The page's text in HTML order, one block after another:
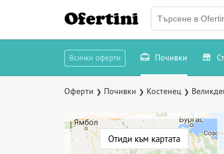
Ofertini
Всички оферти Почивки
Оферти ❯ Почивки ❯ Костенец ❯
Отиди към картата